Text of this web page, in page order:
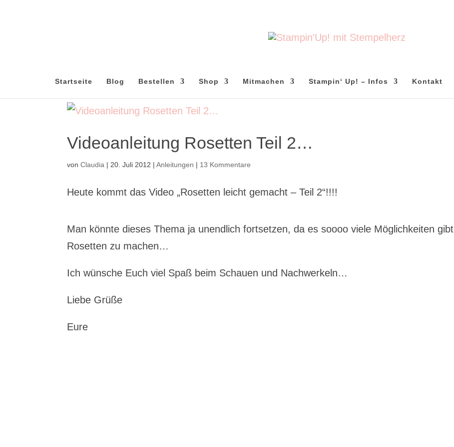
Startseite Blog Bestellen Shop Mitmachen Stampin‘ Up! – Infos Kontakt
Videoanleitung Rosetten Teil 2…
vonClaudia | 20. Juli 2012 |Anleitungen | 13 Kommentare
Heute kommt das Video „Rosetten leicht gemacht – Teil 2“!!!!
Man könnte dieses Thema ja unendlich fortsetzen, da es soooo viele Möglichkeiten gibt
Rosetten zu machen…
Ich wünsche Euch viel Spaß beim Schauen und Nachwerkeln…
Liebe Grüße
Eure